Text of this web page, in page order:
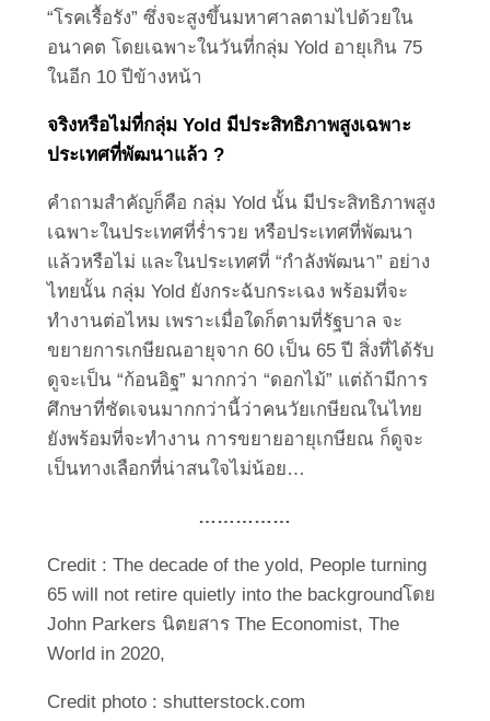
“โรคเรื้อรัง” ซึ่งจะสูงขึ้นมหาศาลตามไปด้วยใน
อนาคต โดยเฉพาะในวันที่กลุ่ม Yold อายุเกิน 75
ในอีก 10 ปีข้างหน้า
จริงหรือไม่ที่กลุ่ม Yold มีประสิทธิภาพสูงเฉพาะ
ประเทศที่พัฒนาแล้ว ?
คำถามสำคัญก็คือ กลุ่ม Yold นั้น มีประสิทธิภาพสูง
เฉพาะในประเทศที่ร่ำรวย หรือประเทศที่พัฒนา
แล้วหรือไม่ และในประเทศที่ “กำลังพัฒนา” อย่าง
ไทยนั้น กลุ่ม Yold ยังกระฉับกระเฉง พร้อมที่จะ
ทำงานต่อไหม เพราะเมื่อใดก็ตามที่รัฐบาล จะ
ขยายการเกษียณอายุจาก 60 เป็น 65 ปี สิ่งที่ได้รับ
ดูจะเป็น “ก้อนอิฐ” มากกว่า “ดอกไม้” แต่ถ้ามีการ
ศึกษาที่ชัดเจนมากกว่านี้ว่าคนวัยเกษียณในไทย
ยังพร้อมที่จะทำงาน การขยายอายุเกษียณ ก็ดูจะ
เป็นทางเลือกที่น่าสนใจไม่น้อย…
……………
Credit : The decade of the yold, People turning
65 will not retire quietly into the backgroundโดย
John Parkers นิตยสาร The Economist, The
World in 2020,
Credit photo : shutterstock.com